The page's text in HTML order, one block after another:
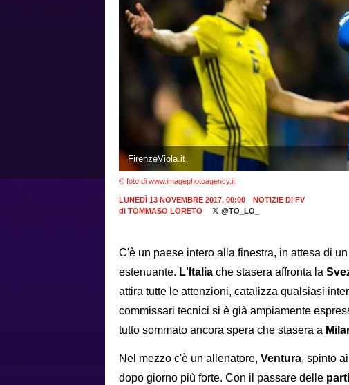
FirenzeViola.it
© foto di www.imagephotoagency.it
LUNEDÌ 13 NOVEMBRE 2017, 00:00
NOTIZIE DI FV
di TOMMASO LORETO @TO_LO_
C'è un paese intero alla finestra, in attesa di un
estenuante. L'Italia che stasera affronta la
attira tutte le attenzioni, catalizza qualsiasi
commissari tecnici si è già ampiamente
tutto sommato ancora spera che stasera a
Nel mezzo c'è un allenatore, Ventura, spinto
dopo giorno più forte. Con il passare delle